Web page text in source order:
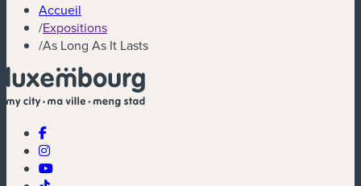
Accueil
/Expositions
/As Long As It Lasts